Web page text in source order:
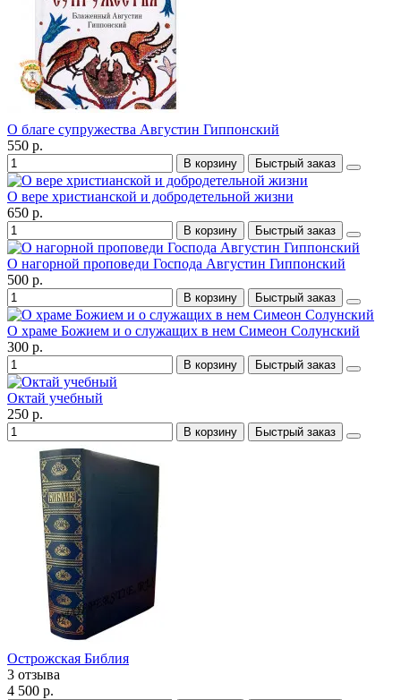
О благе супружества Августин Гиппонский
550 р.
В корзину Быстрый заказ
О вере христианской и добродетельной жизни
650 р.
В корзину Быстрый заказ
О нагорной проповеди Господа Августин Гиппонский
500 р.
В корзину Быстрый заказ
О храме Божием и о служащих в нем Симеон Солунский
300 р.
В корзину Быстрый заказ
Октай учебный
250 р.
В корзину Быстрый заказ
Острожская Библия
3 отзыва
4 500 р.